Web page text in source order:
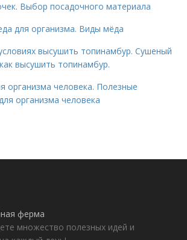
Выбор посадочного материала
для организма. Виды мёда
высушить топинамбур. Сушеный
высушить топинамбур.
организма человека. Полезные
организма человека
ферма
множество полезных идей и